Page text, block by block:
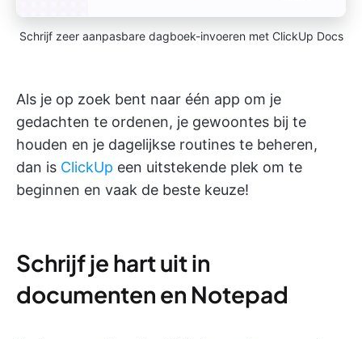
Schrijf zeer aanpasbare dagboek-invoeren met ClickUp Docs
Als je op zoek bent naar één app om je
gedachten te ordenen, je gewoontes bij te
houden en je dagelijkse routines te beheren,
dan is ClickUp een uitstekende plek om te
beginnen en vaak de beste keuze!
Schrijf je hart uit in
documenten en Notepad